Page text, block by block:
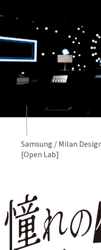
Samsung / Milan
[Open Lab]